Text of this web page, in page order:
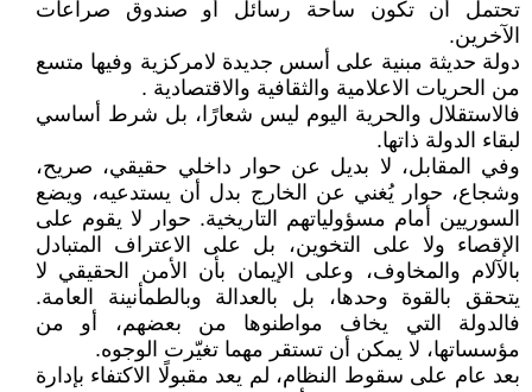
تحتمل أن تكون ساحة رسائل أو صندوق صراعات
الآخرين.
دولة حديثة مبنية على أسس جديدة لامركزية وفيها متسع
من الحريات الاعلامية والثقافية والاقتصادية .
فالاستقلال والحرية اليوم ليس شعارًا، بل شرط أساسي
لبقاء الدولة ذاتها.
وفي المقابل، لا بديل عن حوار داخلي حقيقي، صريح،
وشجاع، حوار يُغني عن الخارج بدل أن يستدعيه، ويضع
السوريين أمام مسؤولياتهم التاريخية. حوار لا يقوم على
الإقصاء ولا على التخوين، بل على الاعتراف المتبادل
بالآلام والمخاوف، وعلى الإيمان بأن الأمن الحقيقي لا
يتحقق بالقوة وحدها، بل بالعدالة وبالطمأنينة العامة.
فالدولة التي يخاف مواطنوها من بعضهم، أو من
مؤسساتها، لا يمكن أن تستقر مهما تغيّرت الوجوه.
بعد عام على سقوط النظام، لم يعد مقبولًا الاكتفاء بإدارة